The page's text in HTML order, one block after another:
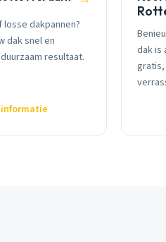
dakpannen?
dak snel en
resultaat.
informatie
dak is